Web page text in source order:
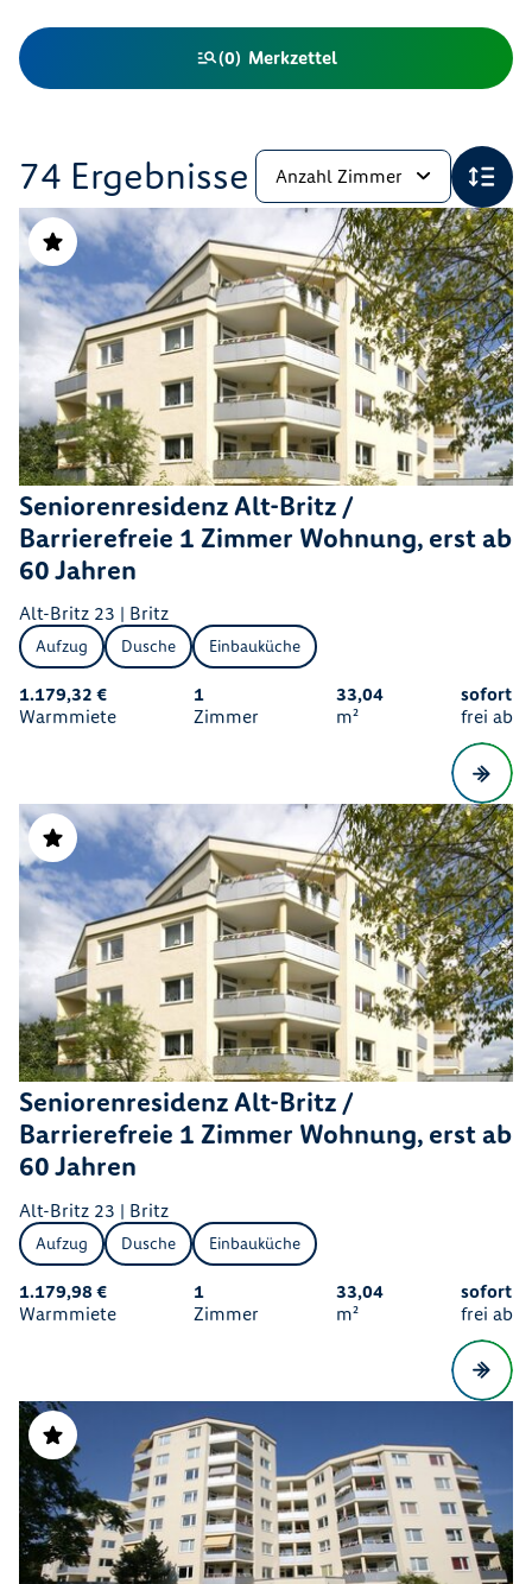
(0) Merkzettel
74 Ergebnisse
Seniorenresidenz Alt-Britz /
Barrierefreie 1 Zimmer Wohnung, erst ab
60 Jahren
Alt-Britz 23 | Britz
Aufzug Dusche Einbauküche
1.179,32 €
Warmmiete
1
Zimmer
33,04
m²
sofort
frei ab
Seniorenresidenz Alt-Britz /
Barrierefreie 1 Zimmer Wohnung, erst ab
60 Jahren
Alt-Britz 23 | Britz
Aufzug Dusche Einbauküche
1.179,98 €
Warmmiete
1
Zimmer
33,04
m²
sofort
frei ab